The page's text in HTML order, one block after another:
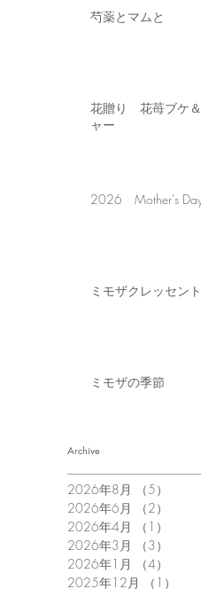
芍薬とマムと
花贈り 花苺ブケ
ャー
2026 Mother's
ミモザクレッセン
ミモザの季節
Archive
2026年8月 （5）
2026年6月
（2）
2026年4月
（1）
2026年3月
（3）
2026年1月
（4）
2025年12月
（1）